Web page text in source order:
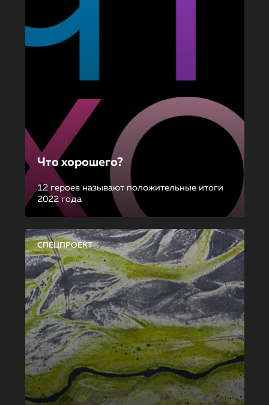
Что хорошего?
12 героев называют положительные итоги
2022 года
СПЕЦПРОЕКТ